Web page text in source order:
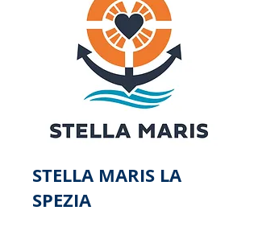
STELLA MARIS LA
SPEZIA